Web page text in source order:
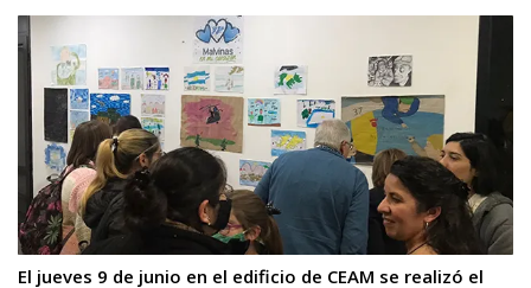
El jueves 9 de junio en el edificio de CEAM se realizó el